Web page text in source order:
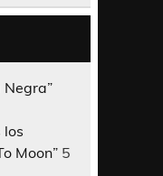
Negra”
los
Moon” 5